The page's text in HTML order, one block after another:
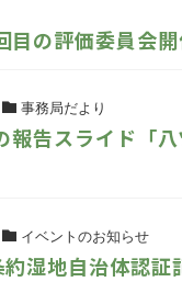
目の評価委員会
事務局だより
告スライド「
イベントのお知らせ
約湿地自治体認